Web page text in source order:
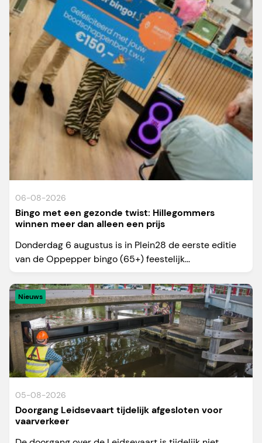
06-08-2026
Bingo met een gezonde twist: Hillegommers
winnen meer dan alleen een prijs
Donderdag 6 augustus is in Plein28 de eerste editie
van de Oppepper bingo (65+) feestelijk...
Nieuws
05-08-2026
Doorgang Leidsevaart tijdelijk afgesloten voor
vaarverkeer